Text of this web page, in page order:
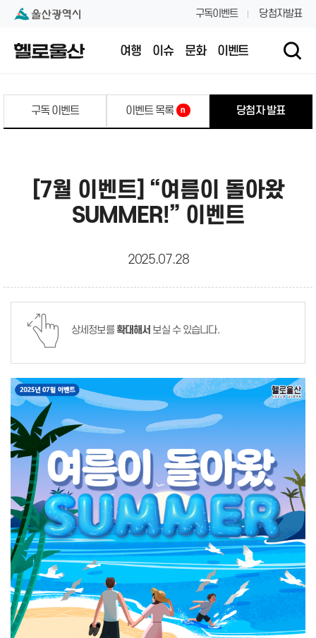
본문 내용 바로가기
대메뉴 바로가기 구독이벤트 당첨자발표
여행 이슈 문화 이벤트
구독 이벤트 이벤트 목록 n 당첨자 발표
[7월 이벤트] “여름이 돌아왔
SUMMER!” 이벤트
2025.07.28
상세정보를확대해서 보실 수 있습니다.